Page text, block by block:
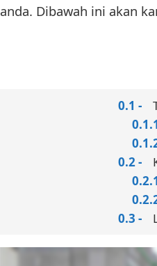
anda. Dibawah ini akan